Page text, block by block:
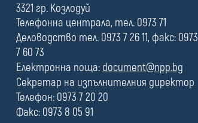
л
е
3321 гр. Козлодуй
Телефонна централа, тел. 0973 71
Деловодство тел. 0973 7 26 11, факс: 0973
7 60 73
Електронна поща: document@npp.bg
Секретар на изпълнителния директор
Телефон: 0973 7 20 20
Факс: 0973 8 05 91